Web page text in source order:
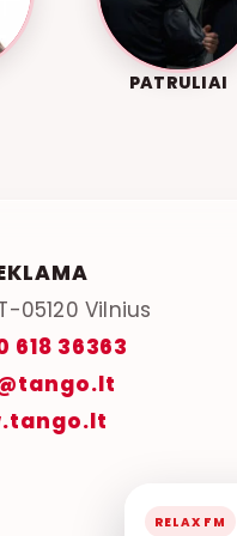
PATRULIAI
05120 Vilnius
618 36363
RELAX FM